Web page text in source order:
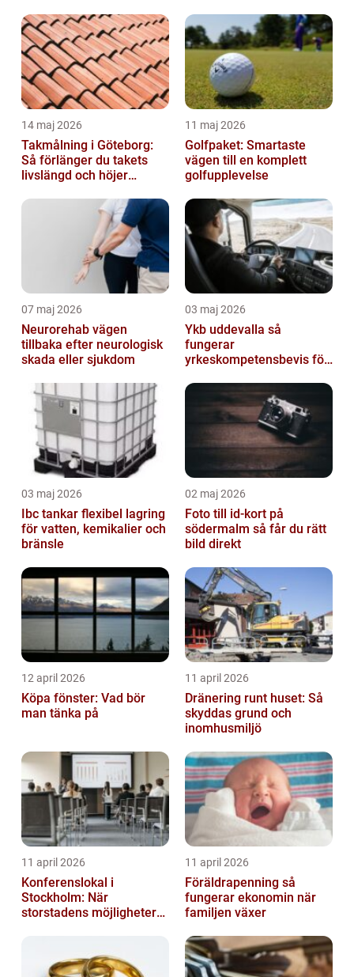
14 maj 2026
Takmålning i Göteborg:
Så förlänger du takets
livslängd och höjer
11 maj 2026
Golfpaket: Smartaste
vägen till en komplett
golfupplevelse
07 maj 2026
Neurorehab vägen
tillbaka efter neurologisk
skada eller sjukdom
03 maj 2026
Ykb uddevalla så
fungerar
yrkeskompetensbevis för
03 maj 2026
Ibc tankar flexibel lagring
för vatten, kemikalier och
bränsle
02 maj 2026
Foto till id-kort på
södermalm så får du rätt
bild direkt
12 april 2026
Köpa fönster: Vad bör
man tänka på
11 april 2026
Dränering runt huset: Så
skyddas grund och
inomhusmiljö
11 april 2026
Konferenslokal i
Stockholm: När
storstadens möjligheter
11 april 2026
Föräldrapenning så
fungerar ekonomin när
familjen växer